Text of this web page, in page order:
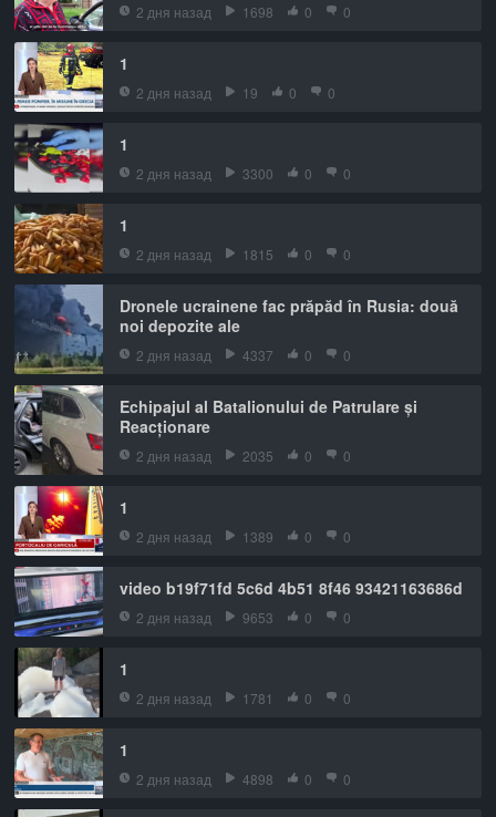
2 дня назад 1698 0 0
1
2 дня назад 19 0 0
1
2 дня назад 3300 0 0
1
2 дня назад 1815 0 0
Dronele ucrainene fac prăpăd în Rusia: două
noi depozite ale
2 дня назад 4337 0 0
Echipajul al Batalionului de Patrulare și
Reacționare
2 дня назад 2035 0 0
1
2 дня назад 1389 0 0
video b19f71fd 5c6d 4b51 8f46 93421163686d
2 дня назад 9653 0 0
1
2 дня назад 1781 0 0
1
2 дня назад 4898 0 0